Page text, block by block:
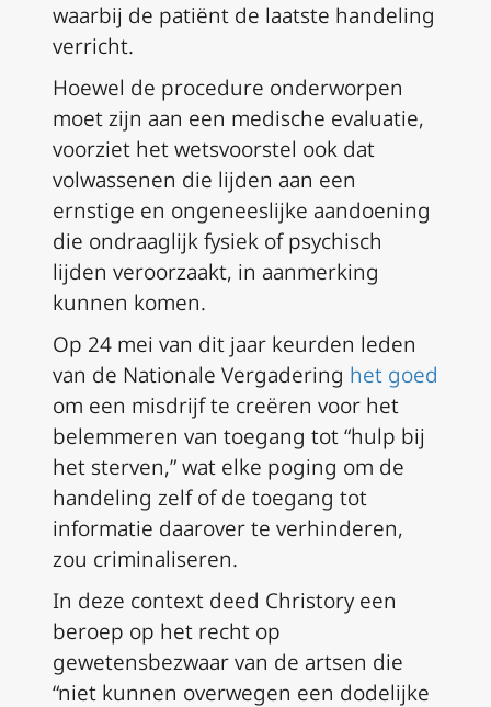
waarbij de patiënt de laatste handeling
verricht.
Hoewel de procedure onderworpen
moet zijn aan een medische evaluatie,
voorziet het wetsvoorstel ook dat
volwassenen die lijden aan een
ernstige en ongeneeslijke aandoening
die ondraaglijk fysiek of psychisch
lijden veroorzaakt, in aanmerking
kunnen komen.
Op 24 mei van dit jaar keurden leden
van de Nationale Vergadering het goed
om een misdrijf te creëren voor het
belemmeren van toegang tot “hulp bij
het sterven,” wat elke poging om de
handeling zelf of de toegang tot
informatie daarover te verhinderen,
zou criminaliseren.
In deze context deed Christory een
beroep op het recht op
gewetensbezwaar van de artsen die
“niet kunnen overwegen een dodelijke